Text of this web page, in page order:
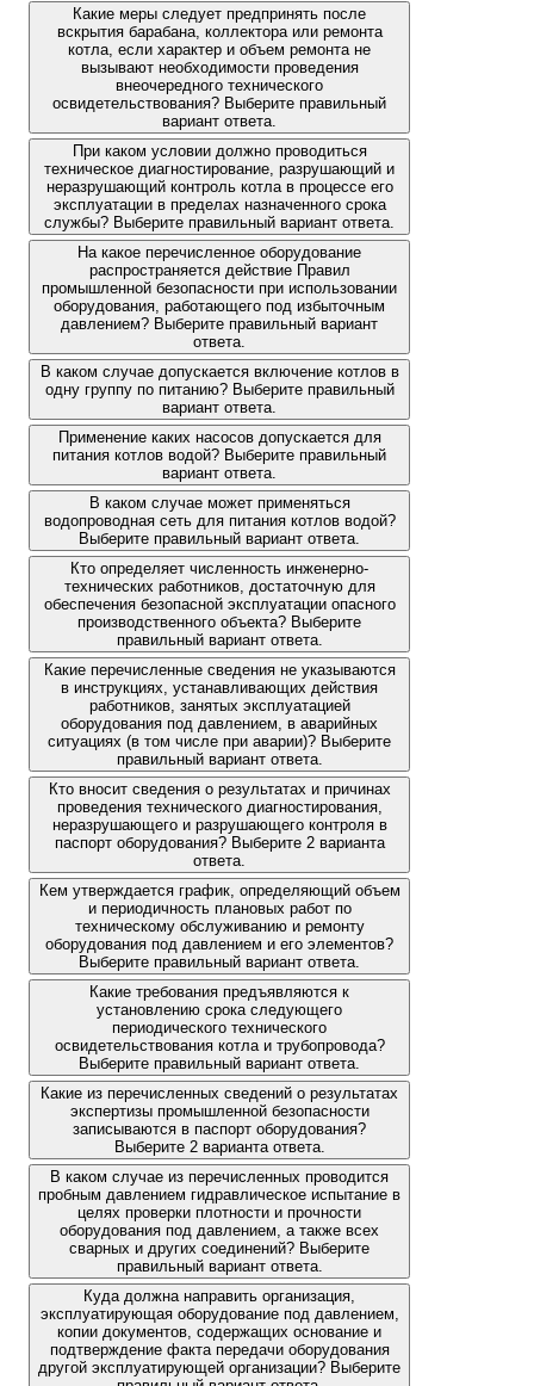
Какие меры следует предпринять после
вскрытия барабана, коллектора или ремонта
котла, если характер и объем ремонта не
вызывают необходимости проведения
внеочередного технического
освидетельствования? Выберите правильный
вариант ответа.
При каком условии должно проводиться
техническое диагностирование, разрушающий и
неразрушающий контроль котла в процессе его
эксплуатации в пределах назначенного срока
службы? Выберите правильный вариант ответа.
На какое перечисленное оборудование
распространяется действие Правил
промышленной безопасности при использовании
оборудования, работающего под избыточным
давлением? Выберите правильный вариант
ответа.
В каком случае допускается включение котлов в
одну группу по питанию? Выберите правильный
вариант ответа.
Применение каких насосов допускается для
питания котлов водой? Выберите правильный
вариант ответа.
В каком случае может применяться
водопроводная сеть для питания котлов водой?
Выберите правильный вариант ответа.
Кто определяет численность инженерно-
технических работников, достаточную для
обеспечения безопасной эксплуатации опасного
производственного объекта? Выберите
правильный вариант ответа.
Какие перечисленные сведения не указываются
в инструкциях, устанавливающих действия
работников, занятых эксплуатацией
оборудования под давлением, в аварийных
ситуациях (в том числе при аварии)? Выберите
правильный вариант ответа.
Кто вносит сведения о результатах и причинах
проведения технического диагностирования,
неразрушающего и разрушающего контроля в
паспорт оборудования? Выберите 2 варианта
ответа.
Кем утверждается график, определяющий объем
и периодичность плановых работ по
техническому обслуживанию и ремонту
оборудования под давлением и его элементов?
Выберите правильный вариант ответа.
Какие требования предъявляются к
установлению срока следующего
периодического технического
освидетельствования котла и трубопровода?
Выберите правильный вариант ответа.
Какие из перечисленных сведений о результатах
экспертизы промышленной безопасности
записываются в паспорт оборудования?
Выберите 2 варианта ответа.
В каком случае из перечисленных проводится
пробным давлением гидравлическое испытание в
целях проверки плотности и прочности
оборудования под давлением, а также всех
сварных и других соединений? Выберите
правильный вариант ответа.
Куда должна направить организация,
эксплуатирующая оборудование под давлением,
копии документов, содержащих основание и
подтверждение факта передачи оборудования
другой эксплуатирующей организации? Выберите